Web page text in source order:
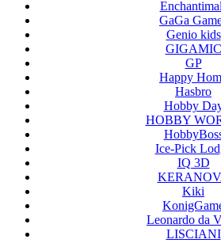
GaGa
Genio kids
GIGAMIC
GP
Happy
Hasbro
Hobby
HOBBY
Ice-Pick
IQ 3D
Kiki
Leonardo da
LISCIANI